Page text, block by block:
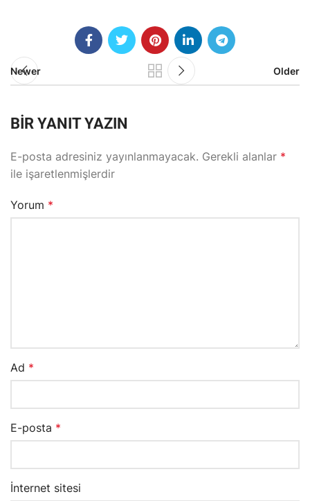
Newer Older
BIR YANIT YAZIN
E-posta adresiniz yayınlanmayacak. Gerekli alanlar *
ile işaretlenmişlerdir
Yorum *
Ad *
E-posta *
İnternet sitesi